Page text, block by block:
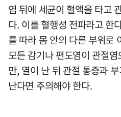
염 뒤에 세균이 혈액을 타고
다. 이를 혈행성 전파라고 한
를 따라 몸 안의 다른 부위로
모든 감기나 편도염이 관절
만, 열이 난 뒤 관절 통증과
난다면 주의해야 한다.